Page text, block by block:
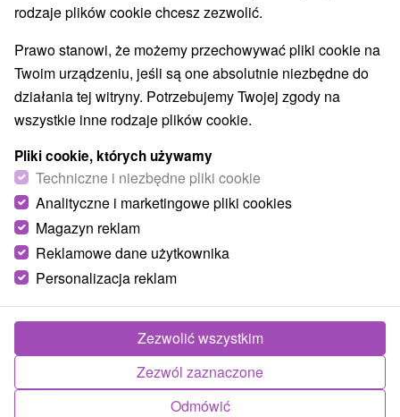
Wsie i miasta
Ždiar(5)
WSZYSTKO TOP - BESTSELLERY
Akcia
od219,79zł
rodzaje plików cookie chcesz zezwolić.
Prawo stanowi, że możemy przechowywać pliki cookie na
Twoim urządzeniu, jeśli są one absolutnie niezbędne do
działania tej witryny. Potrzebujemy Twojej zgody na
wszystkie inne rodzaje plików cookie.
Pliki cookie, których używamy
Techniczne i niezbędne pliki cookie
Analityczne i marketingowe pliki cookies
Magazyn reklam
Reklamowe dane użytkownika
Personalizacja reklam
Odmówić
Zezwól zaznaczone
Zezwolić wszystkim